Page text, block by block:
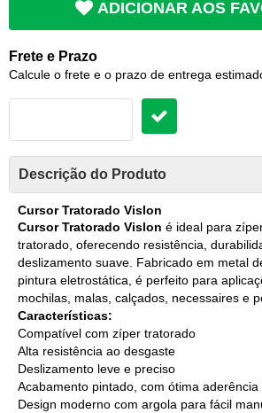
ADICIONAR AOS
Frete e Prazo
Calcule o frete e o prazo de entrega
Descrição do Produto
Cursor Tratorado Vislon
Cursor Tratorado Vislon é ideal para
tratorado, oferecendo resistência,
deslizamento suave. Fabricado em metal
pintura eletrostática, é perfeito para
mochilas, malas, calçados, necessaires e
Características:
Compatível com zíper tratorado
Alta resistência ao desgaste
Deslizamento leve e preciso
Acabamento pintado, com ótima
Design moderno com argola para fácil